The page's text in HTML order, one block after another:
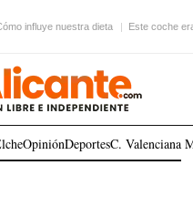
influye nuestra dieta Este coche
OpiniónDeportesC. Valenciana